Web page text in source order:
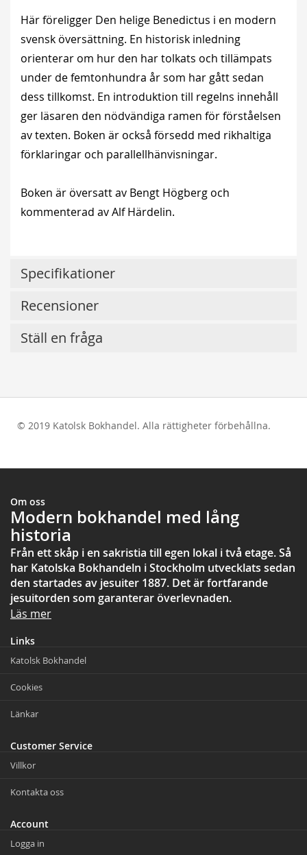
Här föreligger Den helige Benedictus i en modern
svensk översättning. En historisk inledning
orienterar om hur den har tolkats och tillämpats
under de femtonhundra år som har gått sedan
dess tillkomst. En introduktion till regelns innehåll
ger läsaren den nödvändiga ramen för förståelsen
av texten. Boken är också försedd med rikhaltiga
förklaringar och parallellhänvisningar.
Boken är översatt av Bengt Högberg och
kommenterad av Alf Härdelin.
Specifikationer
Recensioner
Ställ en fråga
© 2019 Katolsk Bokhandel. Alla rättigheter förbehållna.
Om oss
Modern bokhandel med lång
historia
Från ett skåp i en sakristia till egen lokal i två etage. Så
har Katolska Bokhandeln i Stockholm utvecklats sedan
den startades av jesuiter 1887. Det är fortfarande
jesuitorden som garanterar överlevnaden.
Läs mer
Links
Katolsk Bokhandel
Cookies
Länkar
Customer Service
Villkor
Kontakta oss
Account
Logga in